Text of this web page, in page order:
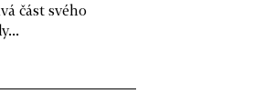
část svého